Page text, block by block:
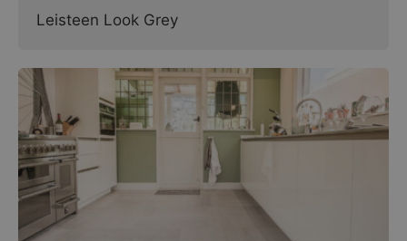
Leisteen Look Grey